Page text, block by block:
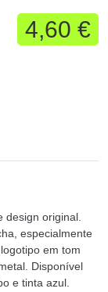
4,60 €
design original.
especialmente
em tom
Disponível
e tinta azul.